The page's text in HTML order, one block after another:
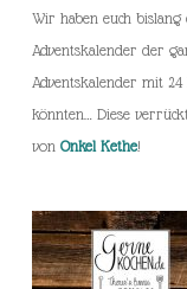
Wir haben euch bislang
Adventskalender der
Adventskalender mit
könnten… Diese
von Onkel Kethe!